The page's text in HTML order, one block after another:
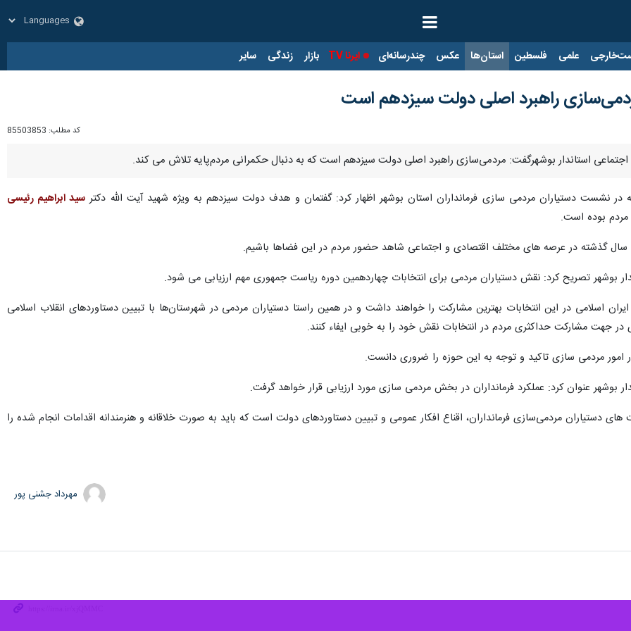
علمی فلسطین استان‌ها عکس چندرسانه‌ای ایرنا TV بازار زندگی سایر
راهبرد اصلی دولت سیزدهم است
کد مطلب: 85503853